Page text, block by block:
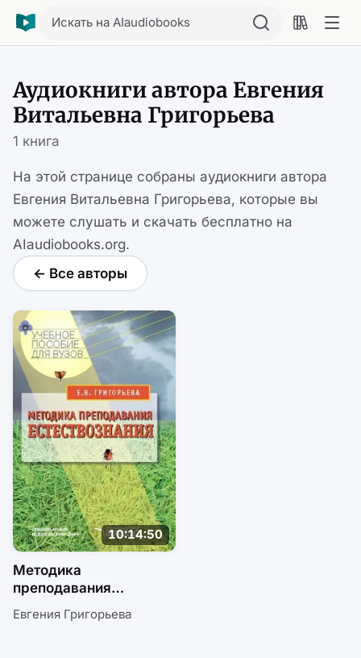
Искать на AIaudiobooks
Аудиокниги автора Евгения
Витальевна Григорьева
1 книга
На этой странице собраны аудиокниги автора
Евгения Витальевна Григорьева, которые вы
можете слушать и скачать бесплатно на
AIaudiobooks.org.
← Все авторы
10:14:50
Методика
преподавания
учебное пособие
Евгения Григорьева